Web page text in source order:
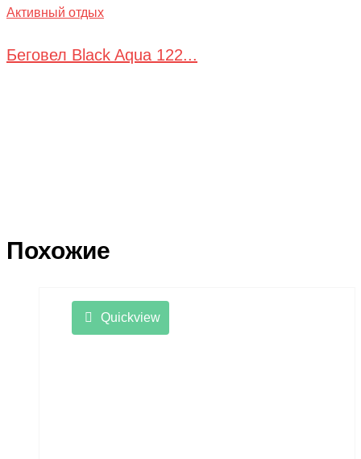
Активный отдых
Беговел Black Aqua 122...
Похожие
Quickview